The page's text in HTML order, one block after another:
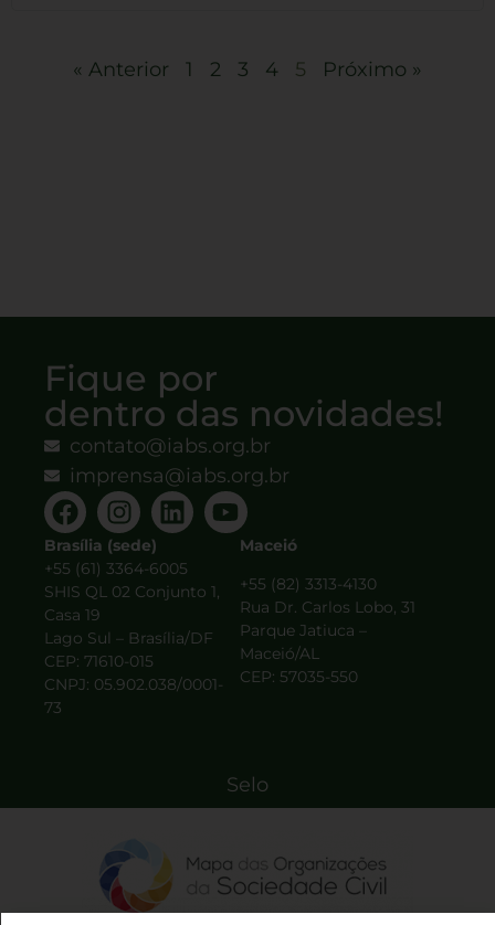
« Anterior 1 2 3 4 5 Próximo »
Fique por
dentro das novidades!
contato@iabs.org.br
imprensa@iabs.org.br
Brasília (sede)
+55 (61) 3364-6005
SHIS QL 02 Conjunto 1,
Casa 19
Lago Sul – Brasília/DF
CEP: 71610-015
CNPJ: 05.902.038/0001-
73
Maceió
+55 (82) 3313-4130
Rua Dr. Carlos Lobo, 31
Parque Jatiuca –
Maceió/AL
CEP: 57035-550
Selo